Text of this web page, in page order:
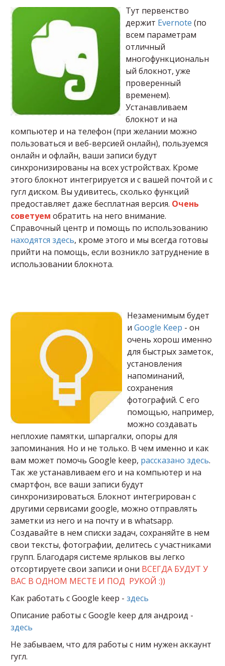
Тут первенство
держит Evernote (по
всем параметрам
отличный
многофункциональн
ый блокнот, уже
проверенный
временем).
Устанавливаем
блокнот и на
компьютер и на телефон (при желании можно
пользоваться и веб-версией онлайн), пользуемся
онлайн и офлайн, ваши записи будут
синхронизированы на всех устройствах. Кроме
этого блокнот интегрируется и с вашей почтой и с
гугл диском. Вы удивитесь, сколько функций
предоставляет даже бесплатная версия. Очень
советуем обратить на него внимание.
Справочный центр и помощь по использованию
находятся здесь, кроме этого и мы всегда готовы
прийти на помощь, если возникло затруднение в
использовании блокнота.
Незаменимым будет
и Google Keep - он
очень хорош именно
для быстрых заметок,
установления
напоминаний,
сохранения
фотографий. С его
помощью, например,
можно создавать
неплохие памятки, шпаргалки, опоры для
запоминания. Но и не только. В чем именно и как
вам может помочь Google keep, рассказано здесь.
Так же устанавливаем его и на компьютер и на
смартфон, все ваши записи будут
синхронизироваться. Блокнот интегрирован с
другими сервисами google, можно отправлять
заметки из него и на почту и в whatsapp.
Создавайте в нем списки задач, сохраняйте в нем
свои тексты, фотографии, делитесь с участниками
групп. Благодаря системе ярлыков вы легко
отсортируете свои записи и они ВСЕГДА БУДУТ У
ВАС В ОДНОМ МЕСТЕ И ПОД РУКОЙ :))
Как работать с Google keep - здесь
Описание работы с Google keep для андроид -
здесь
Не забываем, что для работы с ним нужен аккаунт
гугл.